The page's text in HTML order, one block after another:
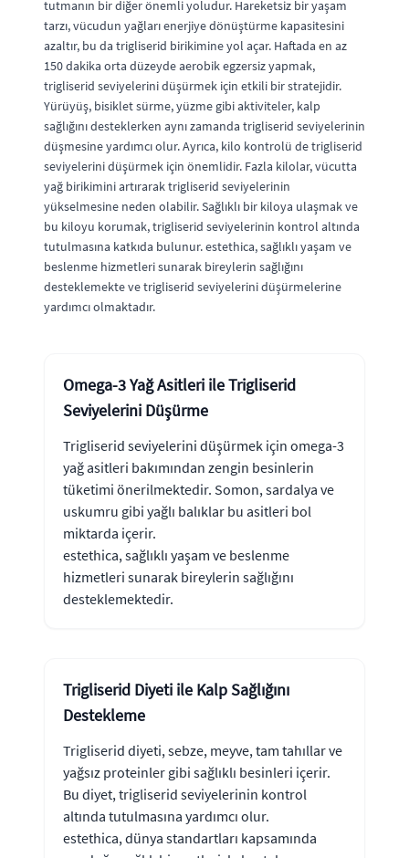
tutmanın bir diğer önemli yoludur. Hareketsiz bir yaşam
tarzı, vücudun yağları enerjiye dönüştürme kapasitesini
azaltır, bu da trigliserid birikimine yol açar. Haftada en az
150 dakika orta düzeyde aerobik egzersiz yapmak,
trigliserid seviyelerini düşürmek için etkili bir stratejidir.
Yürüyüş, bisiklet sürme, yüzme gibi aktiviteler, kalp
sağlığını desteklerken aynı zamanda trigliserid seviyelerinin
düşmesine yardımcı olur. Ayrıca, kilo kontrolü de trigliserid
seviyelerini düşürmek için önemlidir. Fazla kilolar, vücutta
yağ birikimini artırarak trigliserid seviyelerinin
yükselmesine neden olabilir. Sağlıklı bir kiloya ulaşmak ve
bu kiloyu korumak, trigliserid seviyelerinin kontrol altında
tutulmasına katkıda bulunur. estethica, sağlıklı yaşam ve
beslenme hizmetleri sunarak bireylerin sağlığını
desteklemekte ve trigliserid seviyelerini düşürmelerine
yardımcı olmaktadır.
Omega-3 Yağ Asitleri ile Trigliserid
Seviyelerini Düşürme
Trigliserid seviyelerini düşürmek için omega-3
yağ asitleri bakımından zengin besinlerin
tüketimi önerilmektedir. Somon, sardalya ve
uskumru gibi yağlı balıklar bu asitleri bol
miktarda içerir.
estethica, sağlıklı yaşam ve beslenme
hizmetleri sunarak bireylerin sağlığını
desteklemektedir.
Trigliserid Diyeti ile Kalp Sağlığını
Destekleme
Trigliserid diyeti, sebze, meyve, tam tahıllar ve
yağsız proteinler gibi sağlıklı besinleri içerir.
Bu diyet, trigliserid seviyelerinin kontrol
altında tutulmasına yardımcı olur.
estethica, dünya standartları kapsamında